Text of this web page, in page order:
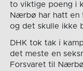
to viktige poeng i
Nærbø har hatt en
og det skulle ikke
DHK tok tak i
det meste en
Forsvaret til